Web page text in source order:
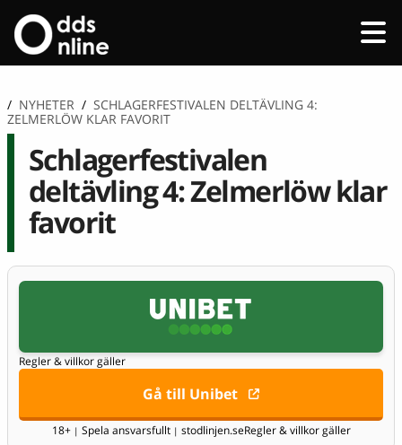
/ NYHETER / SCHLAGERFESTIVALEN DELTÄVLING 4:
ZELMERLÖW KLAR FAVORIT
Schlagerfestivalen
deltävling 4: Zelmerlöw klar
favorit
Regler & villkor gäller
Gå till Unibet
18+ | Spela ansvarsfullt | stodlinjen.seRegler & villkor gäller